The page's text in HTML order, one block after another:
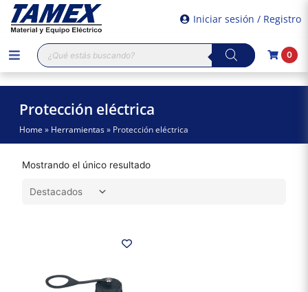
Iniciar sesión / Registro
Búsqueda
de
productos
0
Protección eléctrica
Home » Herramientas » Protección eléctrica
Mostrando el único resultado